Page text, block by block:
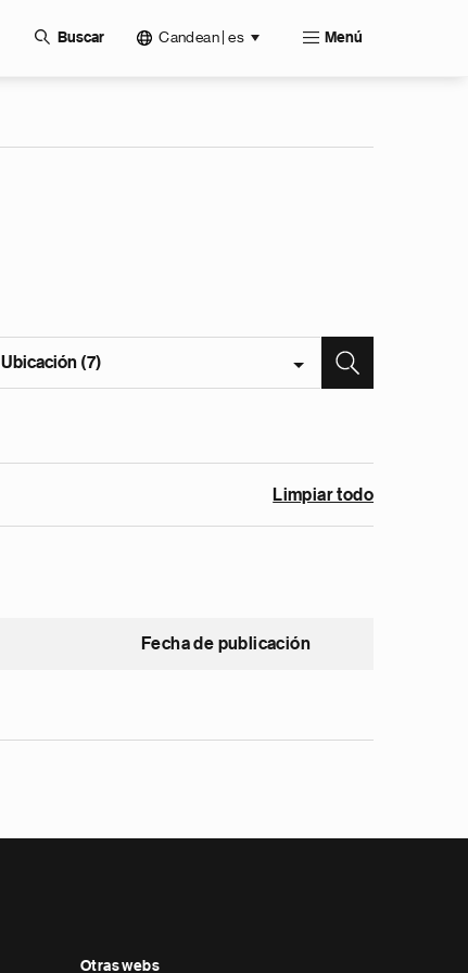
Buscar Candean | es Menú
Ubicación (7)
Limpiar todo
Fecha de publicación
Otras webs